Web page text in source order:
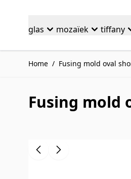
glas mozaïek tiffany
Home / Fusing mold oval
Fusing mold
Druk om carrousel over te